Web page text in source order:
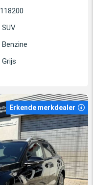
118200
SUV
Benzine
Grijs
Erkende merkdealer